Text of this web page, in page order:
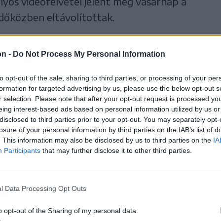
- Do Not Process My Personal Information
opt-out of the sale, sharing to third parties, or processing of your
for targeted advertising by us, please use the below opt-out
selection. Please note that after your opt-out request is processed
interest-based ads based on personal information utilized by us
to third parties prior to your opt-out. You may separately
of your personal information by third parties on the IAB’s list of
This information may also be disclosed by us to third parties on the
Participants that may further disclose it to other third parties.
Data Processing Opt Outs
opt-out of the Sharing of my personal data.
eltávolítottak.
pedig jobban kivehetők a tettesek.
rendszámú autó megáll az énlaki
előtt, majd onnan kiszáll egy maszkos férfi
kitűzött